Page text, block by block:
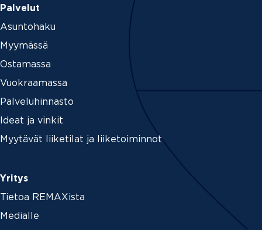
Palvelut
Asuntohaku
Myymässä
Ostamassa
Vuokraamassa
Palveluhinnasto
Ideat ja vinkit
Myytävät liiketilat ja liiketoiminnot
Yritys
Tietoa REMAXista
Medialle